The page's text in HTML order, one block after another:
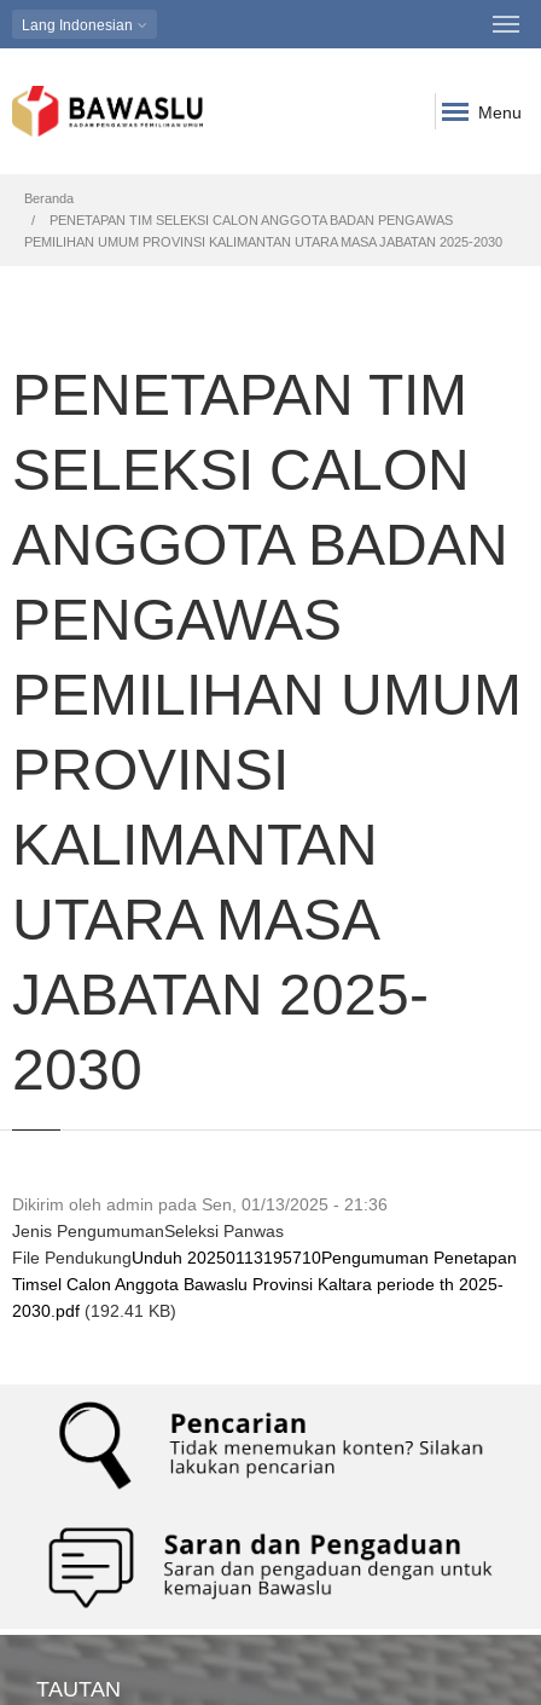
Lang Indonesian
Menu
Breadcrumb
Beranda
PENETAPAN TIM SELEKSI CALON ANGGOTA BADAN PENGAWAS
PEMILIHAN UMUM PROVINSI KALIMANTAN UTARA MASA JABATAN 2025-2030
PENETAPAN TIM
SELEKSI CALON
ANGGOTA BADAN
PENGAWAS
PEMILIHAN UMUM
PROVINSI
KALIMANTAN
UTARA MASA
JABATAN 2025-
2030
Dikirim oleh admin pada Sen, 01/13/2025 - 21:36
Jenis PengumumanSeleksi Panwas
File PendukungUnduh 20250113195710Pengumuman Penetapan
Timsel Calon Anggota Bawaslu Provinsi Kaltara periode th 2025-
2030.pdf (192.41 KB)
TAUTAN